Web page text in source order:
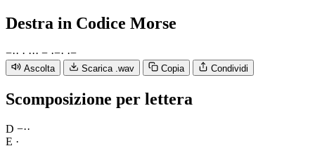
Destra in Codice Morse
−·· · ··· − ·−· ·−
Ascolta Scarica .wav Copia Condividi
Scomposizione per lettera
D −··
E ·